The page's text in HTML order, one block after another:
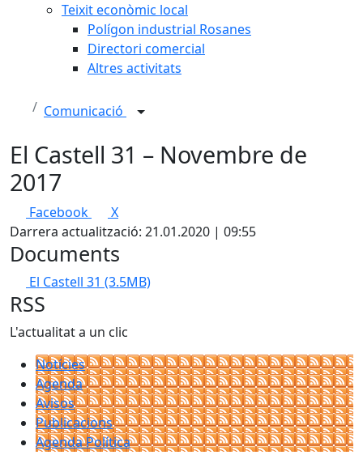
Teixit econòmic local
Polígon industrial Rosanes
Directori comercial
Altres activitats
Comunicació
El Castell 31 – Novembre de
2017
Facebook
X
Darrera actualització: 21.01.2020 | 09:55
Documents
El Castell 31 (3.5MB)
RSS
L'actualitat a un clic
Notícies
Agenda
Avisos
Publicacions
Agenda Política